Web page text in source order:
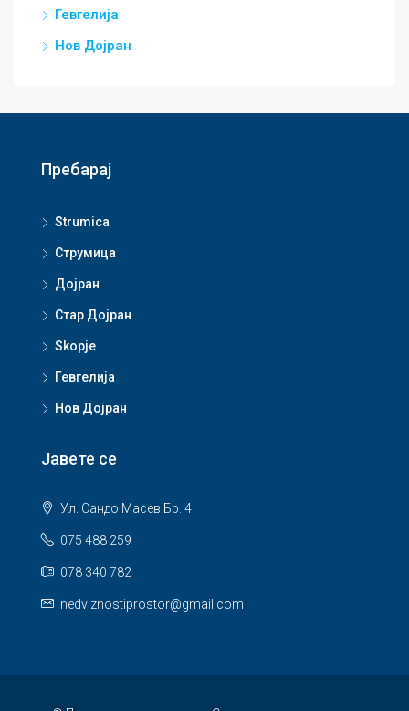
Гевгелија
Нов Дојран
Пребарај
Strumica
Струмица
Дојран
Стар Дојран
Skopje
Гевгелија
Нов Дојран
Јавете се
Ул. Сандо Масев Бр. 4
075 488 259
078 340 782
nedviznostiprostor@gmail.com